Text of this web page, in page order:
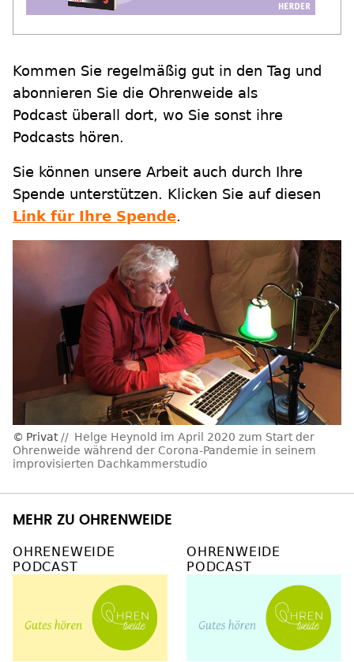
Kommen Sie regelmäßig gut in den Tag und
abonnieren Sie die Ohrenweide als
Podcast überall dort, wo Sie sonst ihre
Podcasts hören.
Sie können unsere Arbeit auch durch Ihre
Spende unterstützen. Klicken Sie auf diesen
Link für Ihre Spende.
Privat
Helge Heynold im April 2020 zum Start der
Ohrenweide während der Corona-Pandemie in seinem
improvisierten Dachkammerstudio
MEHR ZU OHRENWEIDE
OHRENEWEIDE
PODCAST
OHRENWEIDE
PODCAST